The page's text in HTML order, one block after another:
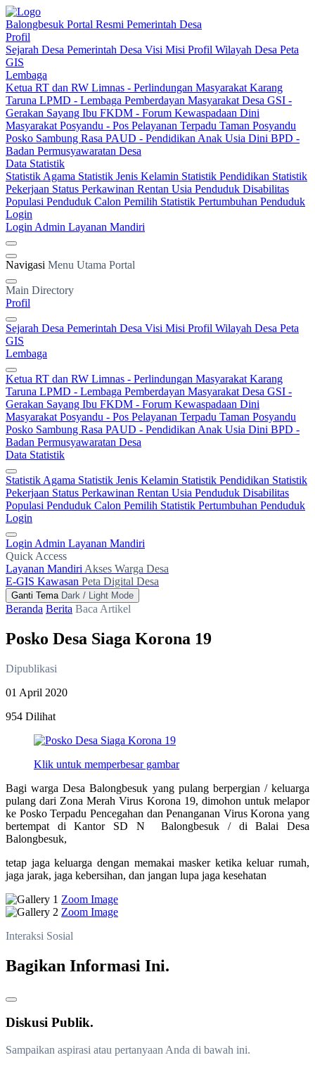
Balongbesuk Portal Resmi Pemerintah Desa
Profil
Sejarah Desa Pemerintah Desa Visi Misi Profil Wilayah Desa Peta
GIS
Lembaga
Ketua RT dan RW Limnas - Perlindungan Masyarakat Karang
Taruna LPMD - Lembaga Pemberdayan Masyarakat Desa GSI -
Gerakan Sayang Ibu FKDM - Forum Kewaspadaan Dini
Masyarakat Posyandu - Pos Pelayanan Terpadu Taman Posyandu
Posko Sambung Rasa PAUD - Pendidikan Anak Usia Dini BPD -
Badan Permusyawaratan Desa
Data Statistik
Statistik Agama Statistik Jenis Kelamin Statistik Pendidikan Statistik
Pekerjaan Status Perkawinan Rentan Usia Penduduk Disabilitas
Populasi Penduduk Calon Pemilih Statistik Pertumbuhan Penduduk
Login
Login Admin Layanan Mandiri
Navigasi Menu Utama Portal
Main Directory
Profil
Sejarah Desa Pemerintah Desa Visi Misi Profil Wilayah Desa Peta
GIS
Lembaga
Ketua RT dan RW Limnas - Perlindungan Masyarakat Karang
Taruna LPMD - Lembaga Pemberdayan Masyarakat Desa GSI -
Gerakan Sayang Ibu FKDM - Forum Kewaspadaan Dini
Masyarakat Posyandu - Pos Pelayanan Terpadu Taman Posyandu
Posko Sambung Rasa PAUD - Pendidikan Anak Usia Dini BPD -
Badan Permusyawaratan Desa
Data Statistik
Statistik Agama Statistik Jenis Kelamin Statistik Pendidikan Statistik
Pekerjaan Status Perkawinan Rentan Usia Penduduk Disabilitas
Populasi Penduduk Calon Pemilih Statistik Pertumbuhan Penduduk
Login
Login Admin Layanan Mandiri
Quick Access
Layanan Mandiri Akses Warga Desa
E-GIS Kawasan Peta Digital Desa
Ganti Tema Dark / Light Mode
Beranda Berita Baca Artikel
Posko Desa Siaga Korona 19
Dipublikasi
01 April 2020
954 Dilihat
Klik untuk memperbesar gambar
Bagi warga Desa Balongbesuk yang pulang berpergian / keluarga
pulang dari Zona Merah Virus Korona 19, dimohon untuk melapor
ke Posko Terpadu Pencegahan dan Penanganan Virus Korona yang
bertempat di Kantor SD N Balongbesuk / di Balai Desa
Balongbesuk,
tetap jaga keluarga dengan memakai masker ketika keluar rumah,
jaga jarak, jaga kebersihan, dan jangan lupa jaga kesehatan
Zoom Image
Zoom Image
Interaksi Sosial
Bagikan Informasi Ini.
Diskusi Publik.
Sampaikan aspirasi atau pertanyaan Anda di bawah ini.